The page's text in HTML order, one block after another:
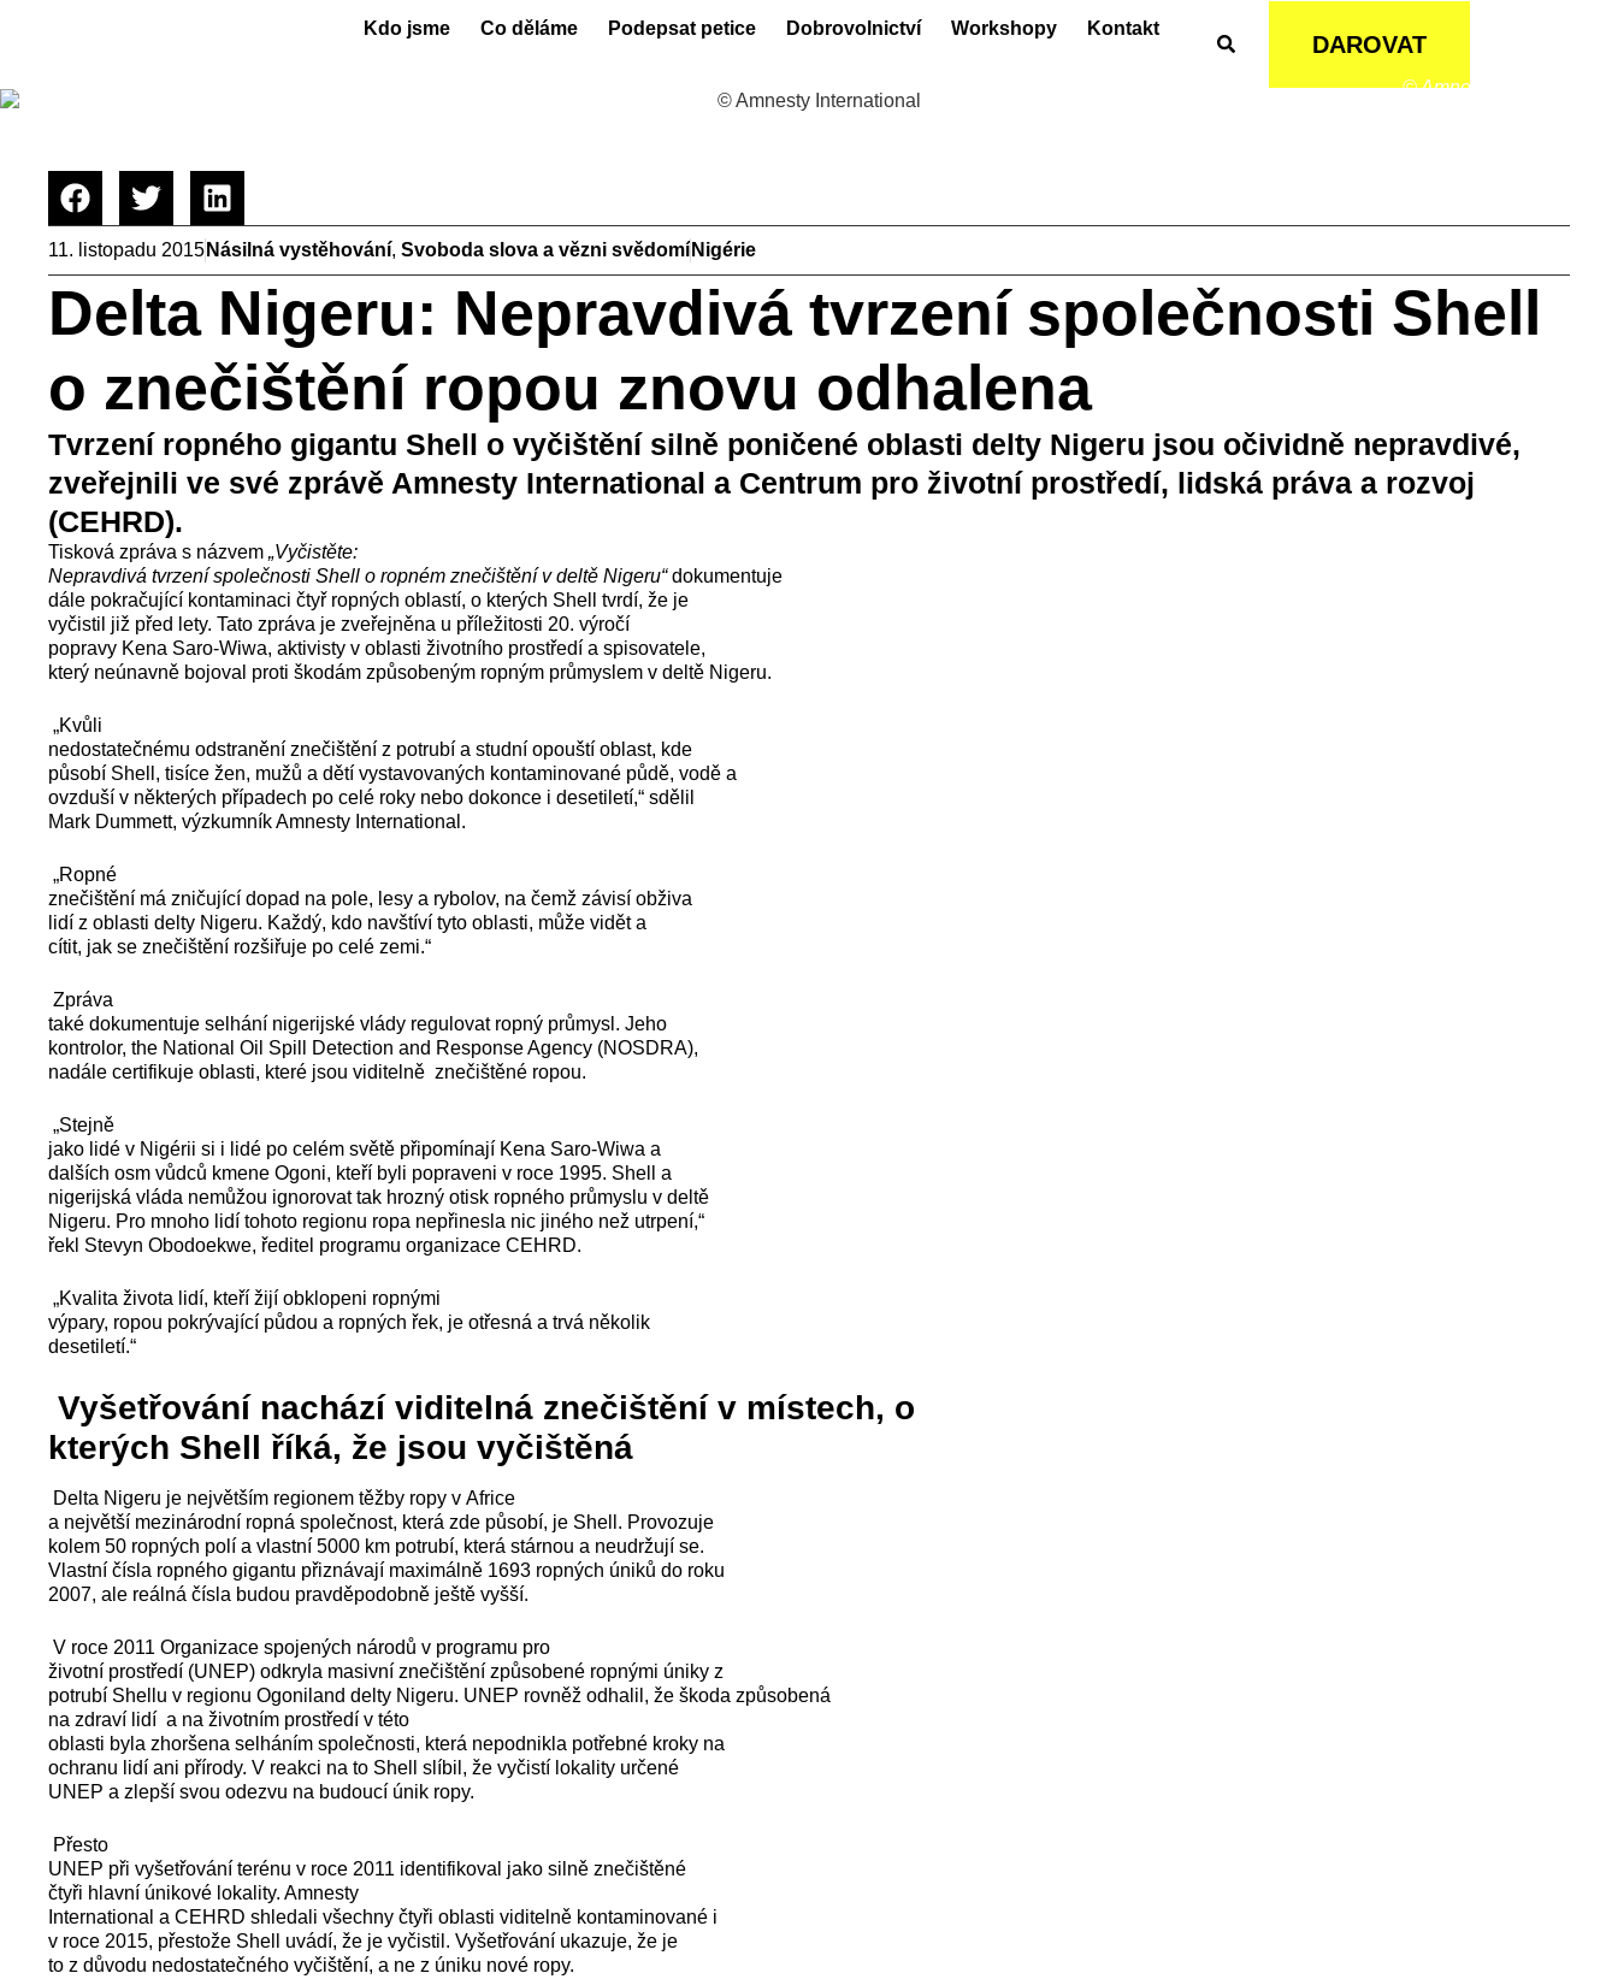
Kdo jsme Co děláme Podepsat petice Dobrovolnictví Workshopy Kontakt
DAROVAT
© Amnesty International
11. listopadu 2015 Násilná vystěhování, Svoboda slova a vězni svědomí Nigérie
Delta Nigeru: Nepravdivá tvrzení společnosti Shell
o znečištění ropou znovu odhalena
Tvrzení ropného gigantu Shell o vyčištění silně poničené oblasti delty Nigeru jsou očividně nepravdivé,
zveřejnili ve své zprávě Amnesty International a Centrum pro životní prostředí, lidská práva a rozvoj
(CEHRD).
Tisková zpráva s názvem „Vyčistěte:
Nepravdivá tvrzení společnosti Shell o ropném znečištění v deltě Nigeru“dokumentuje
dále pokračující kontaminaci čtyř ropných oblastí, o kterých Shell tvrdí, že je
vyčistil již před lety. Tato zpráva je zveřejněna u příležitosti 20. výročí
popravy Kena Saro-Wiwa, aktivisty v oblasti životního prostředí a spisovatele,
který neúnavně bojoval proti škodám způsobeným ropným průmyslem v deltě Nigeru.
„Kvůli
nedostatečnému odstranění znečištění z potrubí a studní opouští oblast, kde
působí Shell, tisíce žen, mužů a dětí vystavovaných kontaminované půdě, vodě a
ovzduší v některých případech po celé roky nebo dokonce i desetiletí,“ sdělil
Mark Dummett, výzkumník Amnesty International.
„Ropné
znečištění má zničující dopad na pole, lesy a rybolov, na čemž závisí obživa
lidí z oblasti delty Nigeru. Každý, kdo navštíví tyto oblasti, může vidět a
cítit, jak se znečištění rozšiřuje po celé zemi.“
Zpráva
také dokumentuje selhání nigerijské vlády regulovat ropný průmysl. Jeho
kontrolor, the National Oil Spill Detection and Response Agency (NOSDRA),
nadále certifikuje oblasti, které jsou viditelně znečištěné ropou.
„Stejně
jako lidé v Nigérii si i lidé po celém světě připomínají Kena Saro-Wiwa a
dalších osm vůdců kmene Ogoni, kteří byli popraveni v roce 1995. Shell a
nigerijská vláda nemůžou ignorovat tak hrozný otisk ropného průmyslu v deltě
Nigeru. Pro mnoho lidí tohoto regionu ropa nepřinesla nic jiného než utrpení,“
řekl Stevyn Obodoekwe, ředitel programu organizace CEHRD.
„Kvalita života lidí, kteří žijí obklopeni ropnými
výpary, ropou pokrývající půdou a ropných řek, je otřesná a trvá několik
desetiletí.“
Vyšetřování nachází viditelná znečištění v místech, o
kterých Shell říká, že jsou vyčištěná
Delta Nigeru je největším regionem těžby ropy v Africe
a největší mezinárodní ropná společnost, která zde působí, je Shell. Provozuje
kolem 50 ropných polí a vlastní 5000 km potrubí, která stárnou a neudržují se.
Vlastní čísla ropného gigantu přiznávají maximálně 1693 ropných úniků do roku
2007, ale reálná čísla budou pravděpodobně ještě vyšší.
V roce 2011 Organizace spojených národů v programu pro
životní prostředí (UNEP) odkryla masivní znečištění způsobené ropnými úniky z
potrubí Shellu v regionu Ogoniland delty Nigeru. UNEP rovněž odhalil, že škoda způsobená
na zdraví lidí a na životním prostředí v této
oblasti byla zhoršena selháním společnosti, která nepodnikla potřebné kroky na
ochranu lidí ani přírody. V reakci na to Shell slíbil, že vyčistí lokality určené
UNEP a zlepší svou odezvu na budoucí únik ropy.
Přesto
UNEP při vyšetřování terénu v roce 2011 identifikoval jako silně znečištěné
čtyři hlavní únikové lokality. Amnesty
International a CEHRD shledali všechny čtyři oblasti viditelně kontaminované i
v roce 2015, přestože Shell uvádí, že je vyčistil. Vyšetřování ukazuje, že je
to z důvodu nedostatečného vyčištění, a ne z úniku nové ropy.